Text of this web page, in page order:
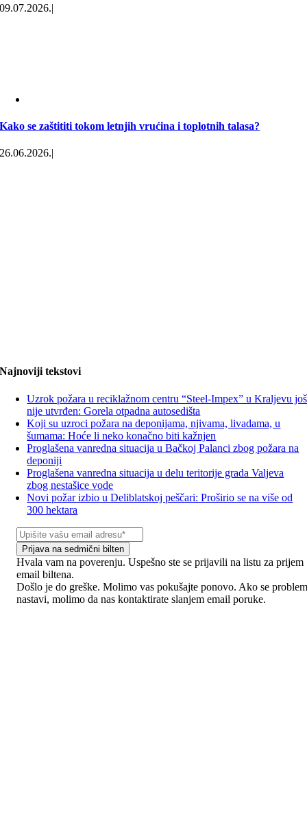
09.07.2026.|
Kako se zaštititi tokom letnjih vrućina i toplotnih talasa?
26.06.2026.|
Najnoviji tekstovi
Uzrok požara u reciklažnom centru “Steel-Impex” u Kraljevu još
nije utvrđen: Gorela otpadna autosedišta
Koji su uzroci požara na deponijama, njivama, livadama, u
šumama: Hoće li neko konačno biti kažnjen
Proglašena vanredna situacija u Bačkoj Palanci zbog požara na
deponiji
Proglašena vanredna situacija u delu teritorije grada Valjeva
zbog nestašice vode
Novi požar izbio u Deliblatskoj peščari: Proširio se na više od
300 hektara
Prijava na sedmični bilten
Hvala vam na poverenju. Uspešno ste se prijavili na listu za prijem
email biltena.
Došlo je do greške. Molimo vas pokušajte ponovo. Ako se
nastavi, molimo da nas kontaktirate slanjem email poruke.